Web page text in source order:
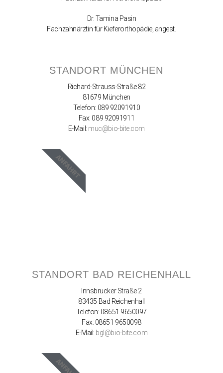
Dr. Tamina Pasin
Fachzahnärztin für Kieferorthopädie, angest.
STANDORT MÜNCHEN
Richard-Strauss-Straße 82
81679 München
Telefon: 089 92091910
Fax: 089 92091911
E-Mail: muc@bio-bite.com
ANFAHRT
STANDORT BAD REICHENHALL
Innsbrucker Straße 2
83435 Bad Reichenhall
Telefon: 08651 9650097
Fax: 08651 9650098
E-Mail: bgl@bio-bite.com